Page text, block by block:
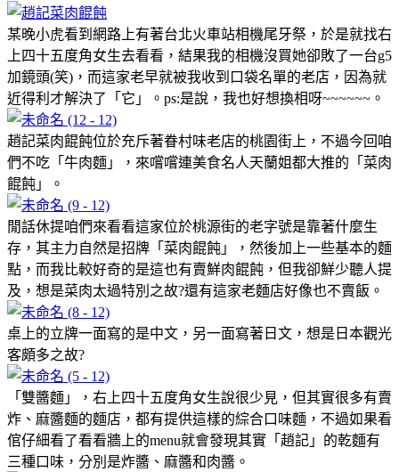
某晚小虎看到網路上有著台北火車站相機尾牙祭，於是就找右
上四十五度角女生去看看，結果我的相機沒買她卻敗了一台g5
加鏡頭(笑)，而這家老早就被我收到口袋名單的老店，因為就
近得利才解決了「它」。ps:是說，我也好想換相呀~~~~~~。
趙記菜肉餛飩位於充斥著眷村味老店的桃園街上，不過今回咱
們不吃「牛肉麵」，來嚐嚐連美食名人天蘭姐都大推的「菜肉
餛飩」。
閒話休提咱們來看看這家位於桃源街的老字號是靠著什麼生
存，其主力自然是招牌「菜肉餛飩」，然後加上一些基本的麵
點，而我比較好奇的是這也有賣鮮肉餛飩，但我卻鮮少聽人提
及，想是菜肉太過特別之故?還有這家老麵店好像也不賣飯。
桌上的立牌一面寫的是中文，另一面寫著日文，想是日本觀光
客頗多之故?
「雙醬麵」，右上四十五度角女生說很少見，但其實很多有賣
炸、麻醬麵的麵店，都有提供這樣的綜合口味麵，不過如果看
倌仔細看了看看牆上的menu就會發現其實「趙記」的乾麵有
三種口味，分別是炸醬、麻醬和肉醬。